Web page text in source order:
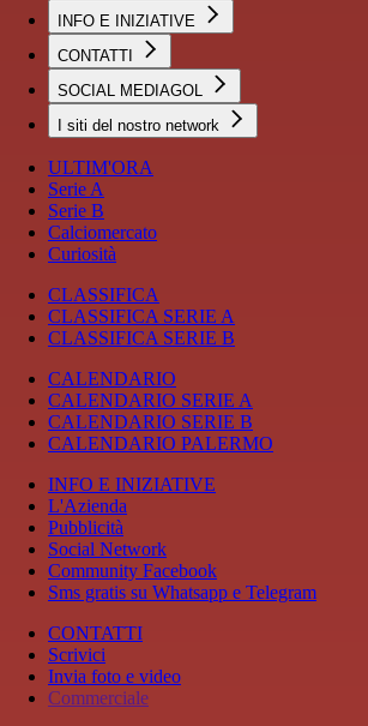
INFO E INIZIATIVE
CONTATTI
SOCIAL MEDIAGOL
I siti del nostro network
ULTIM'ORA
Serie A
Serie B
Calciomercato
Curiosità
CLASSIFICA
CLASSIFICA SERIE A
CLASSIFICA SERIE B
CALENDARIO
CALENDARIO SERIE A
CALENDARIO SERIE B
CALENDARIO PALERMO
INFO E INIZIATIVE
L'Azienda
Pubblicità
Social Network
Community Facebook
Sms gratis su Whatsapp e Telegram
CONTATTI
Scrivici
Invia foto e video
Commerciale